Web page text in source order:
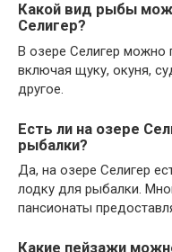
Какой вид рыбы
Селигер?
В озере Селигер
включая щуку, окуня,
другое.
Есть ли на озере
рыбалки?
Да, на озере Селигер
лодку для рыбалки.
пансионаты
Какие пейзажи